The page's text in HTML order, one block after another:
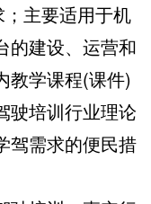
主要适用于机
的建设、运营和
教学课程(课件)
驶培训行业理论
驾需求的便民措